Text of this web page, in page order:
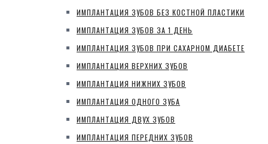
ИМПЛАНТАЦИЯ ЗУБОВ БЕЗ КОСТНОЙ ПЛАСТИКИ
ИМПЛАНТАЦИЯ ЗУБОВ ЗА 1 ДЕНЬ
ИМПЛАНТАЦИЯ ЗУБОВ ПРИ САХАРНОМ ДИАБЕТЕ
ИМПЛАНТАЦИЯ ВЕРХНИХ ЗУБОВ
ИМПЛАНТАЦИЯ НИЖНИХ ЗУБОВ
ИМПЛАНТАЦИЯ ОДНОГО ЗУБА
ИМПЛАНТАЦИЯ ДВУХ ЗУБОВ
ИМПЛАНТАЦИЯ ПЕРЕДНИХ ЗУБОВ